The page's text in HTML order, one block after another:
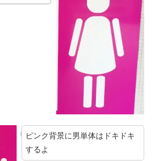
ピンク背景に男単体はドキドキ
するよ